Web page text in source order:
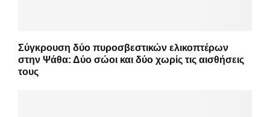
Σύγκρουση δύο πυροσβεστικών ελικοπτέρων
στην Ψάθα: Δύο σώοι και δύο χωρίς τις αισθήσεις
τους